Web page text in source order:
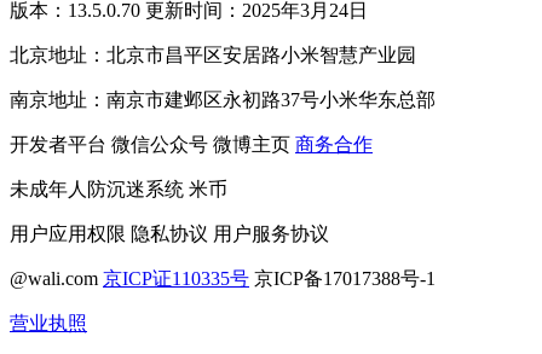
版本：13.5.0.70 更新时间：2025年3月24日
北京地址：北京市昌平区安居路小米智慧产业园
南京地址：南京市建邺区永初路37号小米华东总部
开发者平台 微信公众号 微博主页 商务合作
未成年人防沉迷系统 米币
用户应用权限 隐私协议 用户服务协议
@wali.com 京ICP证110335号 京ICP备17017388号-1
营业执照